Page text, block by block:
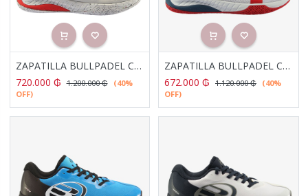
ZAPATILLA BULLPADEL COMFORT PRO 23V BLANCO
720.000 ₲ 1.200.000₲
(40%
OFF)
ZAPATILLA BULLPADEL COMFORT 23V BLANCO
672.000 ₲ 1.120.000₲ (40%
OFF)